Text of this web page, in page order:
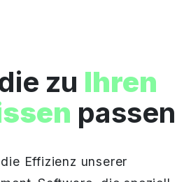
zu Ihren
passen
Effizienz unserer